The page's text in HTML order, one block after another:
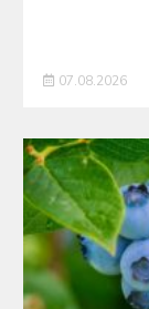
07.08.2026